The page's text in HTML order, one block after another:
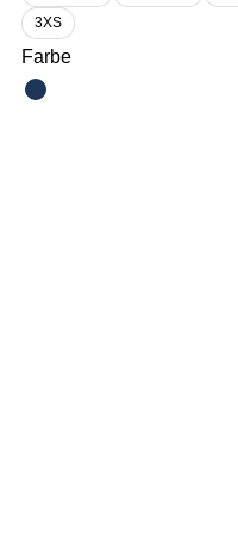
3XS
Farbe